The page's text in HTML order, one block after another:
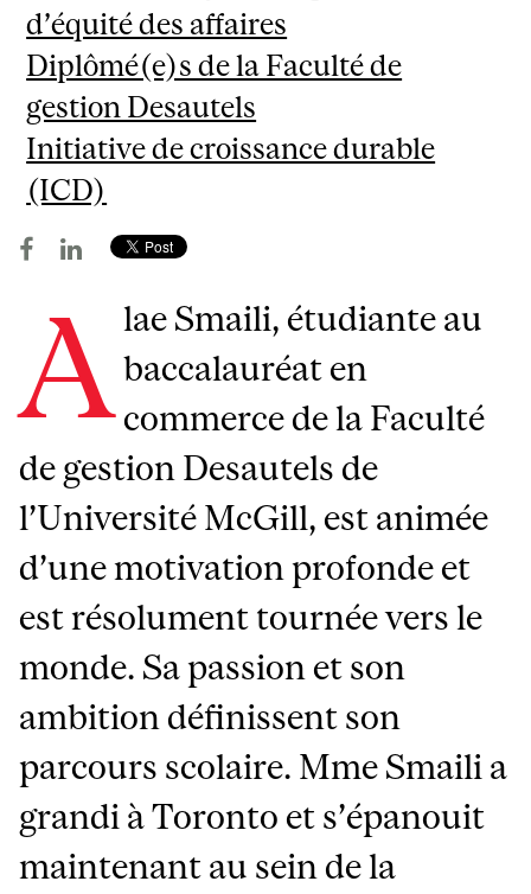
d’équité des affaires
Diplômé(e)s de la Faculté de
gestion Desautels
Initiative de croissance durable
(ICD)
A lae Smaili, étudiante au
baccalauréat en
commerce de la Faculté
de gestion Desautels de
l’Université McGill, est animée
d’une motivation profonde et
est résolument tournée vers le
monde. Sa passion et son
ambition définissent son
parcours scolaire. Mme Smaili a
grandi à Toronto et s’épanouit
maintenant au sein de la